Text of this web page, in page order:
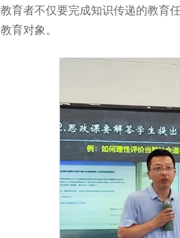
教育者不仅要完成知识传递的教育
教育对象。